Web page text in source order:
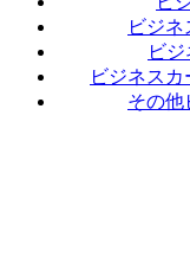
ビジ
ビ
ビジネス
その他